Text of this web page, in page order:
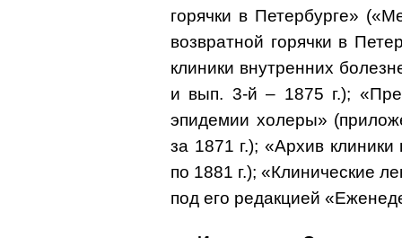
горячки в Петербурге»
возвратной горячки в
клиники внутренних
и вып. 3-й – 1875 г.);
эпидемии холеры»
за 1871 г.); «Архив
по 1881 г.); «Клинические
под его редакцией